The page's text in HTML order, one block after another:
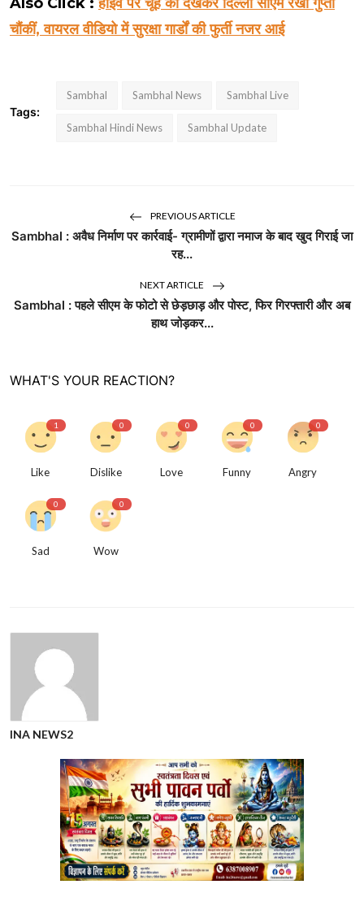
चौंकीं, वायरल वीडियो में सुरक्षा गार्डों की फुर्ती नजर आई
Tags:
Sambhal Sambhal News Sambhal Live
Sambhal Hindi News Sambhal Update
PREVIOUS ARTICLE
Sambhal : अवैध निर्माण पर कार्रवाई- ग्रामीणों द्वारा नमाज के बाद खुद गिराई जा
रह...
NEXT ARTICLE
Sambhal : पहले सीएम के फोटो से छेड़छाड़ और पोस्ट, फिर गिरफ्तारी और अब
हाथ जोड़कर...
WHAT'S YOUR REACTION?
1
Like
0
Dislike
0
Love
0
Funny
0
Angry
0
Sad
0
Wow
INA NEWS2